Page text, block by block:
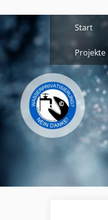
to
content
Start
Projekte